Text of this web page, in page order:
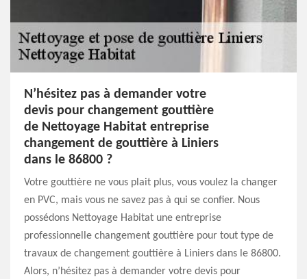
N’hésitez pas à demander votre
devis pour changement gouttière
de Nettoyage Habitat entreprise
changement de gouttière à Liniers
dans le 86800 ?
Votre gouttière ne vous plait plus, vous voulez la changer
en PVC, mais vous ne savez pas à qui se confier. Nous
possédons Nettoyage Habitat une entreprise
professionnelle changement gouttière pour tout type de
travaux de changement gouttière à Liniers dans le 86800.
Alors, n’hésitez pas à demander votre devis pour